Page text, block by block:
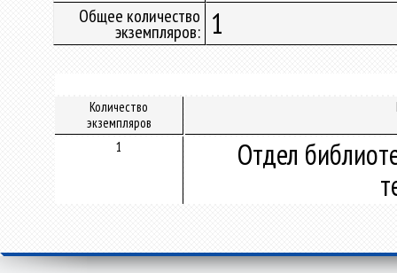
Общее количество
экземпляров: 1
Количество
экземпляров
1
Отдел